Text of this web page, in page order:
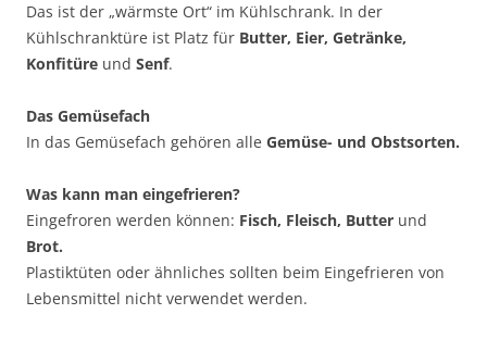
Das ist der „wärmste Ort“ im Kühlschrank. In der
Kühlschranktüre ist Platz für Butter, Eier, Getränke,
Konfitüre und Senf.
Das Gemüsefach
In das Gemüsefach gehören alle Gemüse- und Obstsorten.
Was kann man eingefrieren?
Eingefroren werden können: Fisch, Fleisch, Butter und
Brot.
Plastiktüten oder ähnliches sollten beim Eingefrieren von
Lebensmittel nicht verwendet werden.